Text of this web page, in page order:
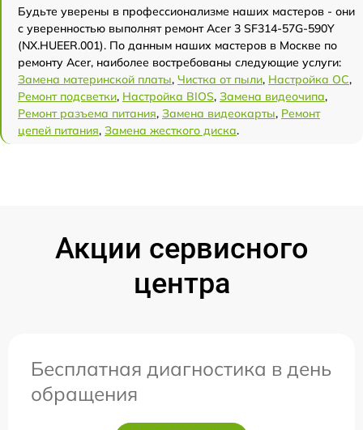
Будьте уверены в профессионализме наших мастеров - они
с уверенностью выполнят ремонт Acer 3 SF314-57G-590Y
(NX.HUEER.001). По данным наших мастеров в Москве по
ремонту Acer, наиболее востребованы следующие услуги:
Замена материнской платы, Чистка от пыли, Настройка ОС,
Ремонт подсветки, Настройка BIOS, Замена видеочипа,
Ремонт разъема питания, Замена видеокарты, Ремонт
цепей питания, Замена жесткого диска.
Акции сервисного
центра
Бесплатная диагностика в день
обращения